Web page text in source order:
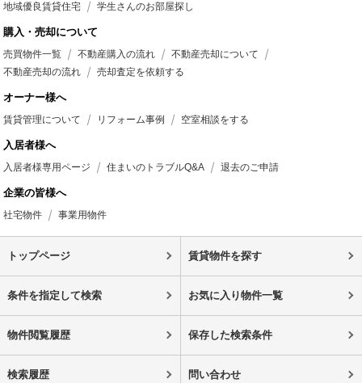
地域優良賃貸住宅
学生さんのお部屋探し
購入・売却について
売買物件一覧 不動産購入の流れ
不動産売却について
不動産売却の流れ
売却査定を依頼する
オーナー様へ
賃貸管理について リフォーム事例 空室相談をする
入居者様へ
入居者様専用ページ 住まいのトラブルQ&A 退去のご申請
企業の皆様へ
社宅物件 事業用物件
トップページ 賃貸物件を探す
条件を指定して検索 お気に入り物件一覧
物件閲覧履歴 保存した検索条件
検索履歴 問い合わせ